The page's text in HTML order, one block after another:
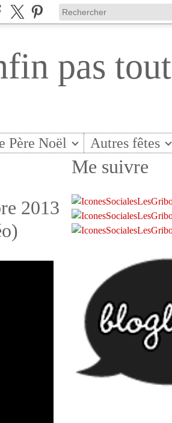
pas
Père Noël Autres fêtes
2013
Me suivre